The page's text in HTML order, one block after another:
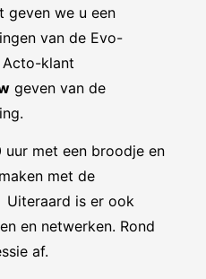
geven we u een
van de Evo-
Acto-klant
geven van de
uur met een broodje en
met de
Uiteraard is er ook
en netwerken. Rond
af.